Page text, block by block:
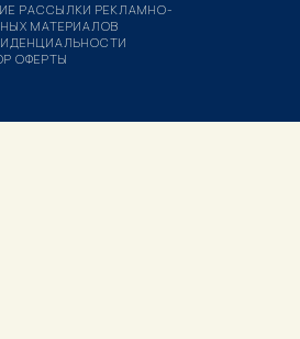
РАССЫЛКИ РЕКЛАМНО-
МАТЕРИАЛОВ
ОФЕРТЫ